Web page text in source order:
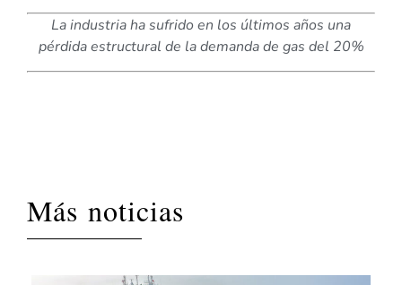
La industria ha sufrido en los últimos años una
pérdida estructural de la demanda de gas del 20%
Más noticias